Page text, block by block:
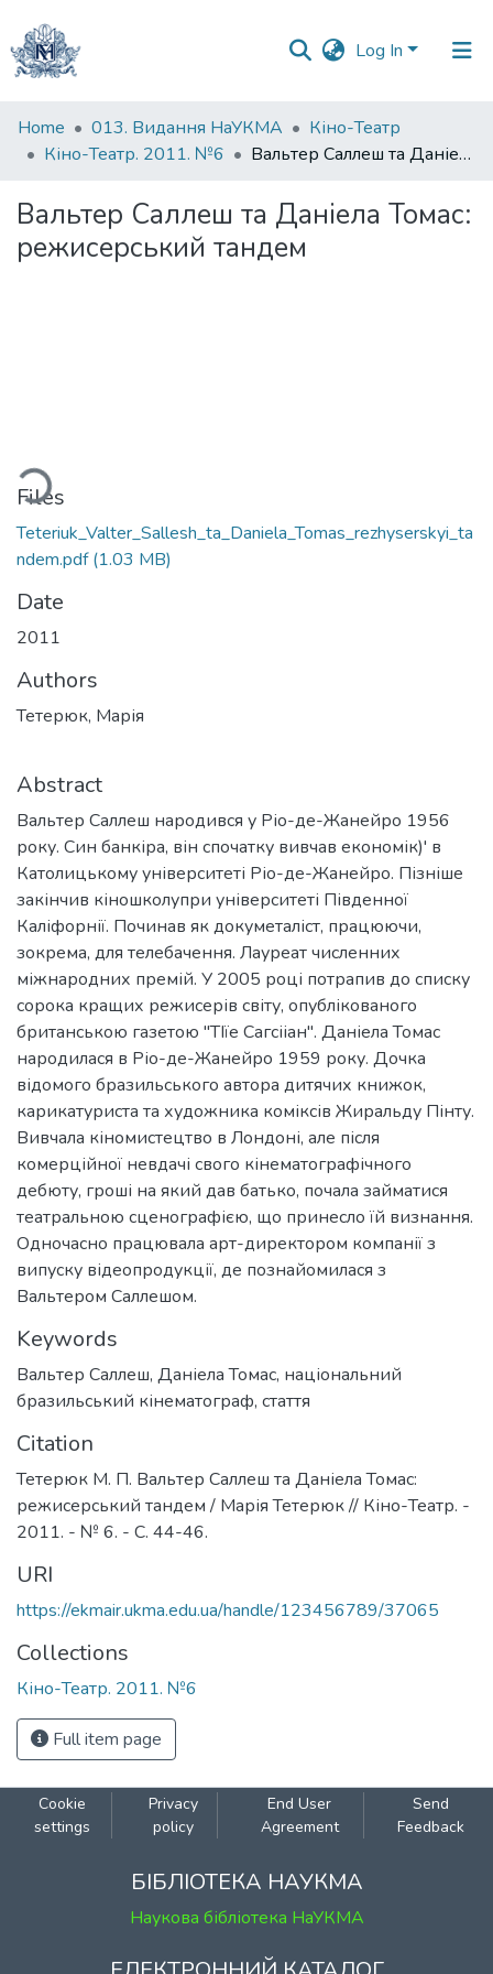
Log In
Communities
&
All of DSpace
Home 013. Видання НаУКМА
Кіно-Театр
Кіно-Театр. 2011. №6
Вальтер Саллеш та Даніела Томас: режисерський тандем
Вальтер Саллеш та Даніела Томас:
режисерський тандем
Files
Teteriuk_Valter_Sallesh_ta_Daniela_Tomas_rezhyserskyi_ta
ndem.pdf(1.03 MB)
Date
2011
Authors
Тетерюк, Марія
Abstract
Вальтер Саллеш народився у Ріо-де-Жанейро 1956
року. Син банкіра, він спочатку вивчав економік)' в
Католицькому університеті Ріо-де-Жанейро. Пізніше
закінчив кіношколупри університеті Південної
Каліфорнії. Починав як докуметаліст, працюючи,
зокрема, для телебачення. Лауреат численних
міжнародних премій. У 2005 році потрапив до списку
сорока кращих режисерів світу, опублікованого
британською газетою "ТІїе Сагсііан". Даніела Томас
народилася в Ріо-де-Жанейро 1959 року. Дочка
відомого бразильського автора дитячих книжок,
карикатуриста та художника коміксів Жиральду Пінту.
Вивчала кіномистецтво в Лондоні, але після
комерційної невдачі свого кінематографічного
дебюту, гроші на який дав батько, почала займатися
театральною сценографією, що принесло їй визнання.
Одночасно працювала арт-директором компанії з
випуску відеопродукції, де познайомилася з
Вальтером Саллешом.
Keywords
Вальтер Саллеш, Даніела Томас, національний
бразильський кінематограф, стаття
Citation
Тетерюк М. П. Вальтер Саллеш та Даніела Томас:
режисерський тандем / Марія Тетерюк // Кіно-Театр. -
2011. - № 6. - С. 44-46.
URI
https://ekmair.ukma.edu.ua/handle/123456789/37065
Collections
Кіно-Театр. 2011. №6
Full item page
Cookie
settings
Privacy
policy
End User
Agreement
Send
Feedback
БІБЛІОТЕКА НАУКМА
Наукова бібліотека НаУКМА